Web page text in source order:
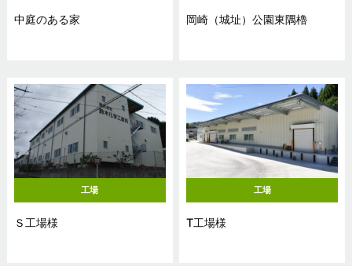
中庭のある家 岡崎（城址）公園東隅櫓
工場
Ｓ工場様
工場
T工場様